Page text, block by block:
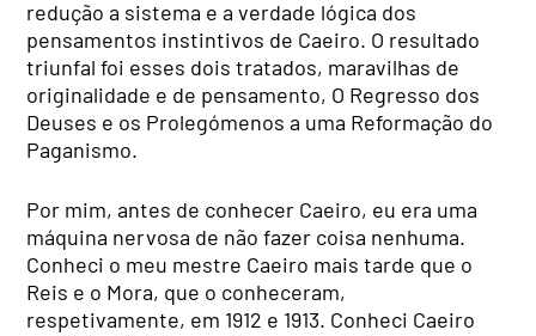
redução a sistema e a verdade lógica dos
pensamentos instintivos de Caeiro. O resultado
triunfal foi esses dois tratados, maravilhas de
originalidade e de pensamento, O Regresso dos
Deuses e os Prolegómenos a uma Reformação do
Paganismo.
Por mim, antes de conhecer Caeiro, eu era uma
máquina nervosa de não fazer coisa nenhuma.
Conheci o meu mestre Caeiro mais tarde que o
Reis e o Mora, que o conheceram,
respetivamente, em 1912 e 1913. Conheci Caeiro